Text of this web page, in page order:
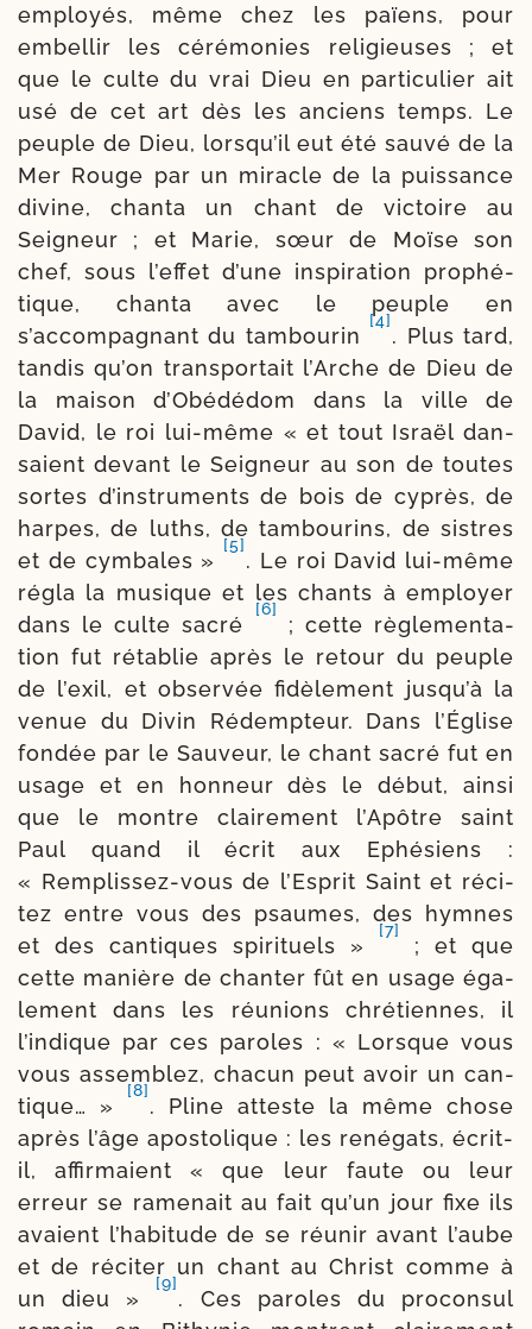
employés, même chez les païens, pour
embel­lir les céré­mo­nies reli­gieuses ; et
que le culte du vrai Dieu en par­ti­cu­lier ait
usé de cet art dès les anciens temps. Le
peuple de Dieu, lorsqu’il eut été sau­vé de la
Mer Rouge par un miracle de la puis­sance
divine, chan­ta un chant de vic­toire au
Seigneur ; et Marie, sœur de Moïse son
chef, sous l’effet d’une ins­pi­ra­tion pro­phé­
tique, chan­ta avec le peuple en
s’accompagnant du tam­bou­rin
[4]
. Plus tard,
tan­dis qu’on trans­por­tait l’Arche de Dieu de
la mai­son d’Obédédom dans la ville de
David, le roi lui-​même « et tout Israël dan­
saient devant le Seigneur au son de toutes
sortes d’instruments de bois de cyprès, de
harpes, de luths, de tam­bou­rins, de sistres
et de cym­bales »
[5]
. Le roi David lui-​même
régla la musique et les chants à employer
dans le culte sacré
[6]
; cette règle­men­ta­
tion fut réta­blie après le retour du peuple
de l’exil, et obser­vée fidè­le­ment jusqu’à la
venue du Divin Rédempteur. Dans l’Église
fon­dée par le Sauveur, le chant sacré fut en
usage et en hon­neur dès le début, ain­si
que le montre clai­re­ment l’Apôtre saint
Paul quand il écrit aux Ephésiens :
« Remplissez-​vous de l’Esprit Saint et réci­
tez entre vous des psaumes, des hymnes
et des can­tiques spi­ri­tuels »
[7]
; et que
cette manière de chan­ter fût en usage éga­
le­ment dans les réunions chré­tiennes, il
l’indique par ces paroles : « Lorsque vous
vous assem­blez, cha­cun peut avoir un can­
tique… »
[8]
. Pline atteste la même chose
après l’âge apos­to­lique : les rené­gats, écrit-​
il, affir­maient « que leur faute ou leur
erreur se rame­nait au fait qu’un jour fixe ils
avaient l’habitude de se réunir avant l’aube
et de réci­ter un chant au Christ comme à
un dieu »
[9]
. Ces paroles du pro­con­sul